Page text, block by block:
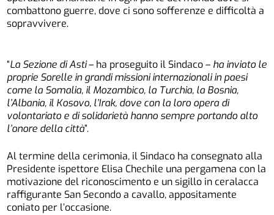
combattono guerre, dove ci sono sofferenze e difficoltà a
sopravvivere.
“La Sezione di Asti– ha proseguito il Sindaco – ha inviato le
proprie Sorelle in grandi missioni internazionali in paesi
come la Somalia, il Mozambico, la Turchia, la Bosnia,
l’Albania, il Kosovo, l’Irak, dove con la loro opera di
volontariato e di solidarietà hanno sempre portando alto
l’onore della città”.
Al termine della cerimonia, il Sindaco ha consegnato alla
Presidente ispettore Elisa Chechile una pergamena con la
motivazione del riconoscimento e un sigillo in ceralacca
raffigurante San Secondo a cavallo, appositamente
coniato per l’occasione.